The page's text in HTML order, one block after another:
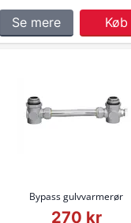
Se mere Køb
Bypass gulvvarmerør
270 kr